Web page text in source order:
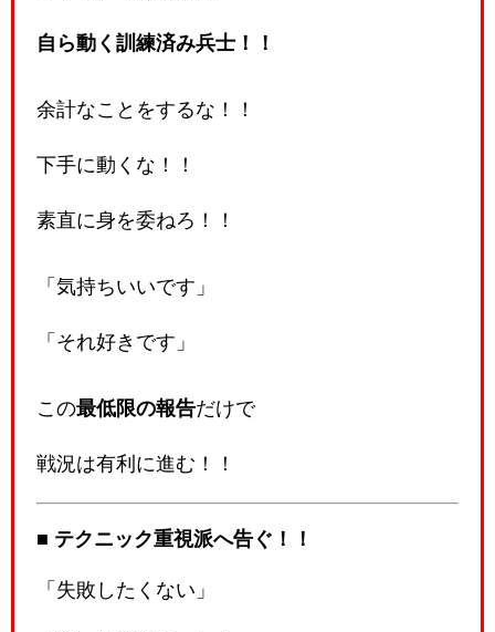
自ら動く訓練済み兵士！！
余計なことをするな！！
下手に動くな！！
素直に身を委ねろ！！
「気持ちいいです」
「それ好きです」
この最低限の報告だけで
戦況は有利に進む！！
■ テクニック重視派へ告ぐ！！
「失敗したくない」